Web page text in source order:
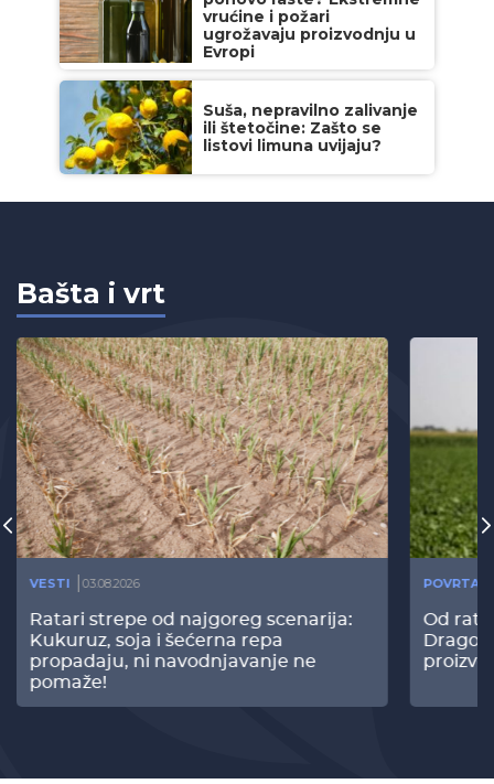
vrućine i požari
ugrožavaju proizvodnju u
Evropi
Suša, nepravilno zalivanje
ili štetočine: Zašto se
listovi limuna uvijaju?
Bašta i vrt
VESTI 03.08.2026
Ratari strepe od najgoreg scenarija:
Kukuruz, soja i šećerna repa
propadaju, ni navodnjavanje ne
pomaže!
Od